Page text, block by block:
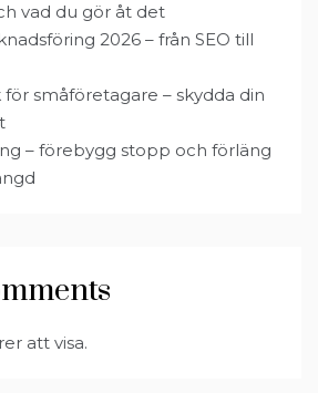
vad du gör åt det
2026 – från SEO till
för småföretagare – skydda din
– förebygg stopp och förläng
att visa.